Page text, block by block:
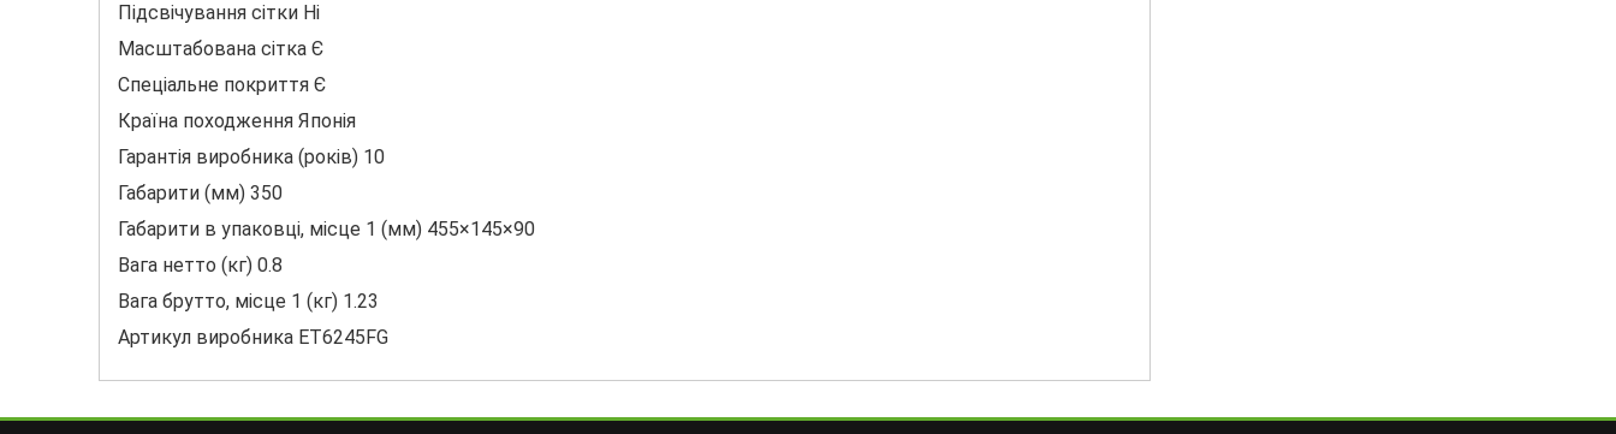
Підсвічування сітки Ні
Масштабована сітка Є
Спеціальне покриття Є
Країна походження Японія
Гарантія виробника (років) 10
Габарити (мм) 350
Габарити в упаковці, місце 1 (мм) 455×145×90
Вага нетто (кг) 0.8
Вага брутто, місце 1 (кг) 1.23
Артикул виробника ET6245FG